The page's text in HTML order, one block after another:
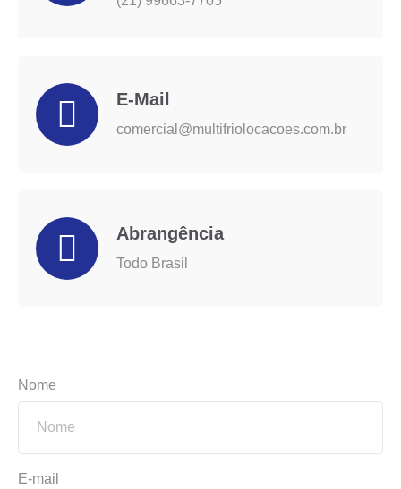
E-Mail
comercial@multifriolocacoes.com.br
Abrangência
Todo Brasil
Nome
E-mail